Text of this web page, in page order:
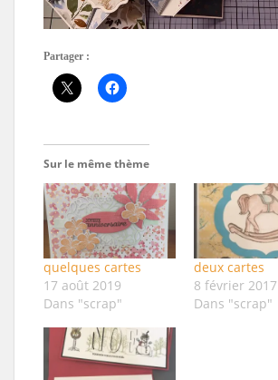
Partager :
Sur le même thème
quelques cartes
17 août 2019
Dans "scrap"
deux cartes
8 février 2017
Dans "scrap"